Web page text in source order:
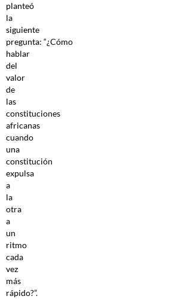
planteó
la
siguiente
pregunta: “¿Cómo
hablar
del
valor
de
las
constituciones
africanas
cuando
una
constitución
expulsa
a
la
otra
a
un
ritmo
cada
vez
más
rápido?”.